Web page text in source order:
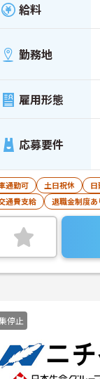
給料
勤務地
雇用形態
応募要件
通勤可 土日祝休
通費支給
退職金制度あ
停止